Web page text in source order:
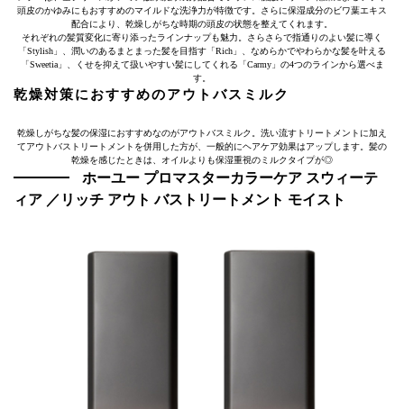
頭皮のかゆみにもおすすめのマイルドな洗浄力が特徴です。さらに保湿成分のビワ葉エキス
配合により、乾燥しがちな時期の頭皮の状態を整えてくれます。
それぞれの髪質変化に寄り添ったラインナップも魅力。さらさらで指通りのよい髪に導く
「Stylish」、潤いのあるまとまった髪を目指す「Rich」、なめらかでやわらかな髪を叶える
「Sweetia」、くせを抑えて扱いやすい髪にしてくれる「Carmy」の4つのラインから選べま
す。
乾燥対策におすすめのアウトバスミルク
乾燥しがちな髪の保湿におすすめなのがアウトバスミルク。洗い流すトリートメントに加え
てアウトバストリートメントを併用した方が、一般的にヘアケア効果はアップします。髪の
乾燥を感じたときは、オイルよりも保湿重視のミルクタイプが◎
ホーユー プロマスターカラーケア スウィーテ
ィア ／リッチ アウト バストリートメント モイスト